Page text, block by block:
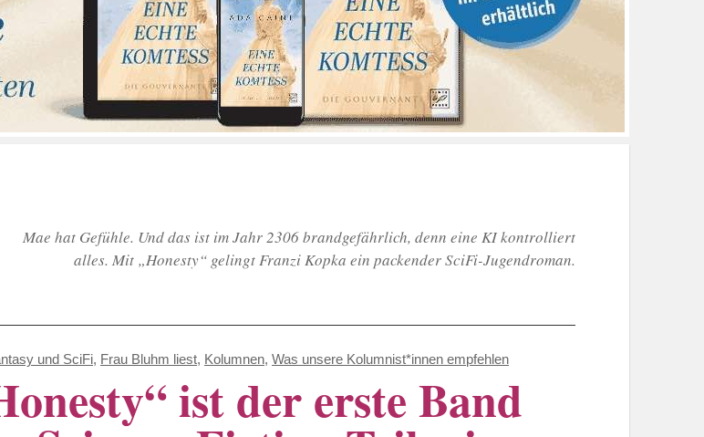
Mae hat Gefühle. Und das ist im Jahr 2306 brandgefährlich, denn eine KI kontrolliert
alles. Mit „Honesty“ gelingt Franzi Kopka ein packender SciFi-Jugendroman.
und SciFi, Frau Bluhm liest, Kolumnen, Was unsere Kolumnist*innen empfehlen
ist der erste Band